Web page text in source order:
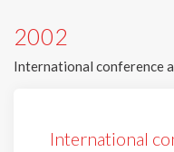
2002
International conference
International